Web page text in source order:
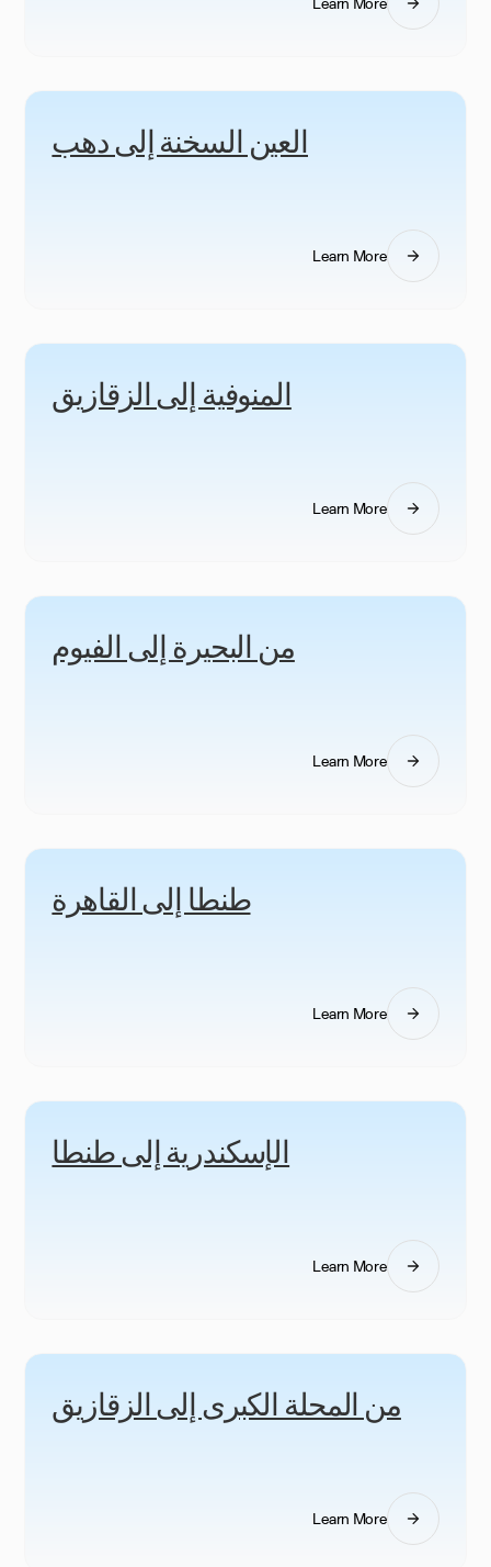
العين السخنة إلى دهب
Learn More
المنوفية إلى الزقازيق
Learn More
من البحيرة إلى الفيوم
Learn More
طنطا إلى القاهرة
Learn More
الإسكندرية إلى طنطا
Learn More
من المحلة الكبرى إلى الزقازيق
Learn More